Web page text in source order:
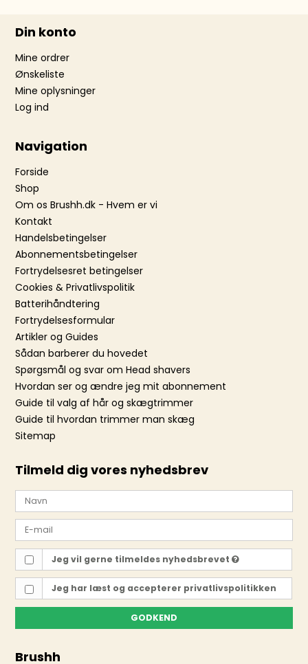
Din konto
Mine ordrer
Ønskeliste
Mine oplysninger
Log ind
Navigation
Forside
Shop
Om os Brushh.dk - Hvem er vi
Kontakt
Handelsbetingelser
Abonnementsbetingelser
Fortrydelsesret betingelser
Cookies & Privatlivspolitik
Batterihåndtering
Fortrydelsesformular
Artikler og Guides
Sådan barberer du hovedet
Spørgsmål og svar om Head shavers
Hvordan ser og ændre jeg mit abonnement
Guide til valg af hår og skægtrimmer
Guide til hvordan trimmer man skæg
Sitemap
Tilmeld dig vores nyhedsbrev
Jeg vil gerne tilmeldes nyhedsbrevet
Jeg har læst og accepterer privatlivspolitikken
GODKEND
Brushh